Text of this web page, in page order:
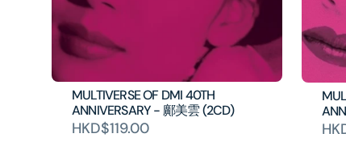
MULTIVERSE OF DMI 40TH
ANNIVERSARY - 鄺美雲 (2CD)
HKD$119.00